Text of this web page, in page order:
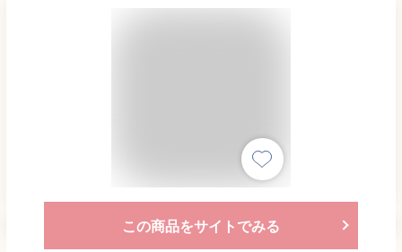
この商品をサイトでみる